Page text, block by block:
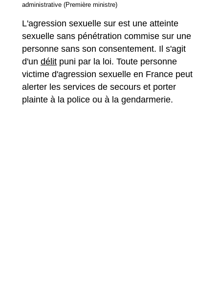
administrative (Première ministre)
L'agression sexuelle sur est une atteinte
sexuelle sans pénétration commise sur une
personne sans son consentement. Il s'agit
d'un délit puni par la loi. Toute personne
victime d'agression sexuelle en France peut
alerter les services de secours et porter
plainte à la police ou à la gendarmerie.